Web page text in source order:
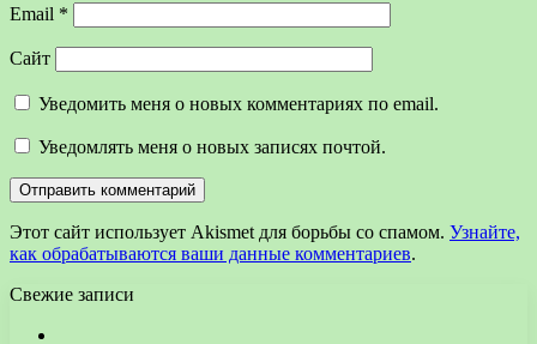
Email *
Сайт
Уведомить меня о новых комментариях по email.
Уведомлять меня о новых записях почтой.
Этот сайт использует Akismet для борьбы со спамом. Узнайте,
как обрабатываются ваши данные комментариев.
Свежие записи